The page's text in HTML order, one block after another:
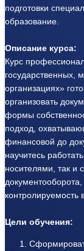
подготовки
образование.
Описание курса:
Курс
государственных,
организациях»
организовать
формы
подход,
финансовой до
научитесь
носителями, так и
контролируемость
Цели обучения: